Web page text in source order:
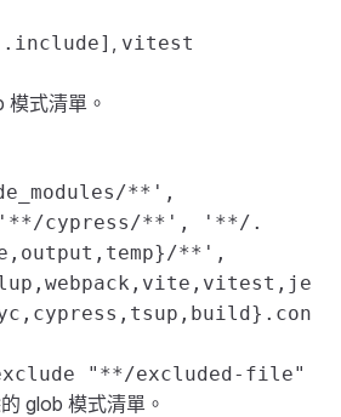
, vitest
式清單。
**',
cypress/**', '**/.
**',
"**/excluded-file"
glob 模式清單。